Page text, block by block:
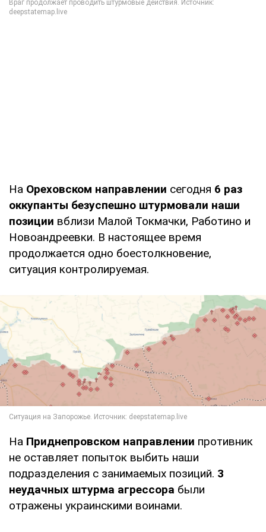
На Ореховском направлении сегодня 6 раз
оккупанты безуспешно штурмовали наши
позиции вблизи Малой Токмачки, Работино и
Новоандреевки. В настоящее время
продолжается одно боестолкновение,
ситуация контролируемая.
На Приднепровском направлении противник
не оставляет попыток выбить наши
подразделения с занимаемых позиций. 3
неудачных штурма агрессора были
отражены украинскими воинами.